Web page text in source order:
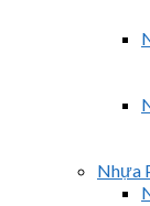
Nhựa